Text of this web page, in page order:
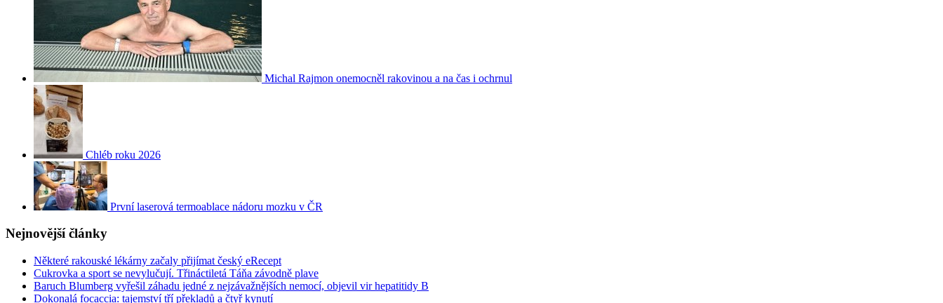
Michal Rajmon onemocněl rakovinou a na čas i ochrnul
Chléb roku 2026
První laserová termoablace nádoru mozku v ČR
Nejnovější články
Některé rakouské lékárny začaly přijímat český eRecept
Cukrovka a sport se nevylučují. Třináctiletá Táňa závodně plave
Baruch Blumberg vyřešil záhadu jedné z nejzávažnějších nemocí, objevil vir hepatitidy B
Dokonalá focaccia: tajemství tří překladů a čtyř kynutí